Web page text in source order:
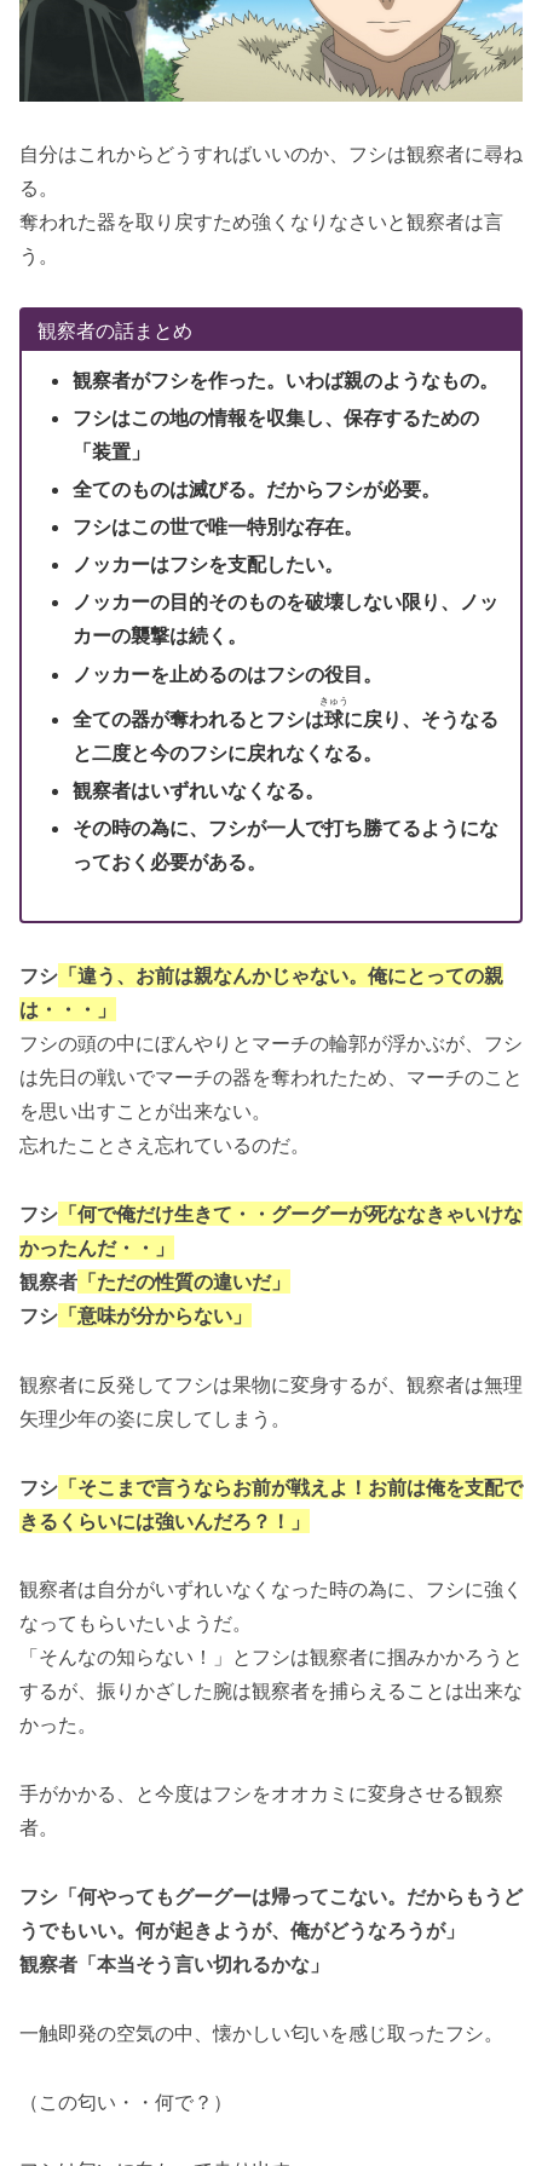
自分はこれからどうすればいいのか、フシは観察者に尋ね
る。
奪われた器を取り戻すため強くなりなさいと観察者は言
う。
観察者の話まとめ
観察者がフシを作った。いわば親のようなもの。
フシはこの地の情報を収集し、保存するための
「装置」
全てのものは滅びる。だからフシが必要。
フシはこの世で唯一特別な存在。
ノッカーはフシを支配したい。
ノッカーの目的そのものを破壊しない限り、ノッ
カーの襲撃は続く。
ノッカーを止めるのはフシの役目。
全ての器が奪われるとフシは球
きゅう
に戻り、そうなる
と二度と今のフシに戻れなくなる。
観察者はいずれいなくなる。
その時の為に、フシが一人で打ち勝てるようにな
っておく必要がある。
フシ 「違う、お前は親なんかじゃない。俺にとっての親
は・・・」
フシの頭の中にぼんやりとマーチの輪郭が浮かぶが、フシ
は先日の戦いでマーチの器を奪われたため、マーチのこと
を思い出すことが出来ない。
忘れたことさえ忘れているのだ。
フシ 「何で俺だけ生きて・・グーグーが死ななきゃいけな
かったんだ・・」
観察者 「ただの性質の違いだ」
フシ 「意味が分からない」
観察者に反発してフシは果物に変身するが、観察者は無理
矢理少年の姿に戻してしまう。
フシ 「そこまで言うならお前が戦えよ！お前は俺を支配で
きるくらいには強いんだろ？！」
観察者は自分がいずれいなくなった時の為に、フシに強く
なってもらいたいようだ。
「そんなの知らない！」とフシは観察者に掴みかかろうと
するが、振りかざした腕は観察者を捕らえることは出来な
かった。
手がかかる、と今度はフシをオオカミに変身させる観察
者。
フシ「何やってもグーグーは帰ってこない。だからもうど
うでもいい。何が起きようが、俺がどうなろうが」
観察者「本当そう言い切れるかな」
一触即発の空気の中、懐かしい匂いを感じ取ったフシ。
（この匂い・・何で？）